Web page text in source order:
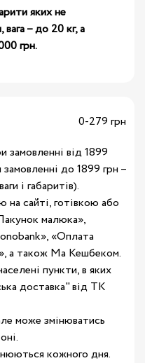
яких не
– до 20 кг, а
грн.
0-279 грн
від 1899
до 1899 грн –
і габаритів).
сайті, готівкою або
малюка»,
«Оплата
а також Ма Кешбеком.
пункти, в яких
доставка" від ТК
може змінюватись
кожного дня.